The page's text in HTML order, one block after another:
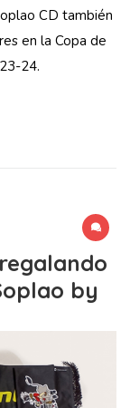
CD también
en la Copa de
24.
by